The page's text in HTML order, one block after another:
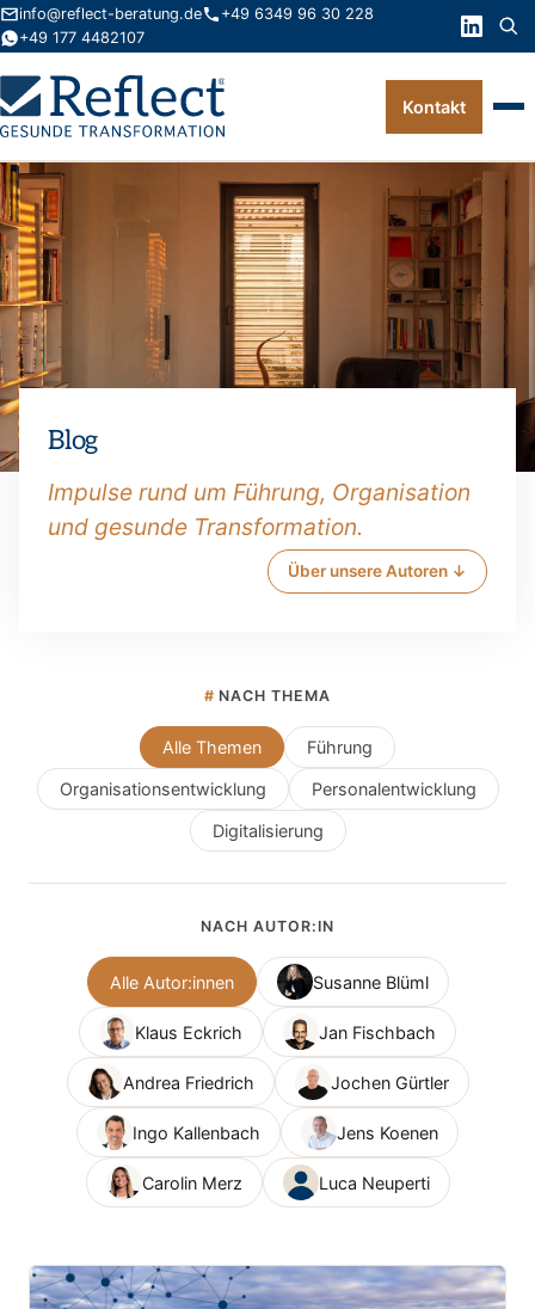
info@reflect-beratung.de
+49 6349 96 30 228
+49 177 4482107
Leistungen
Produkte
Wissen
Über uns
Kontakt
Blog
Impulse rund um Führung, Organisation
und gesunde Transformation.
Über unsere Autoren ↓
# NACH THEMA
Alle Themen Führung
Organisationsentwicklung Personalentwicklung
Digitalisierung
NACH AUTOR:IN
Alle Autor:innen Susanne Blüml
Klaus Eckrich Jan Fischbach
Andrea Friedrich Jochen Gürtler
Ingo Kallenbach Jens Koenen
Carolin Merz Luca Neuperti